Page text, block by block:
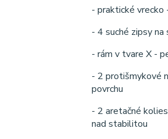
- praktické vrecko
- 4 suché zipsy
- rám v tvare X -
- 2 protišmykové
povrchu
- 2 aretačné
nad stabilitou